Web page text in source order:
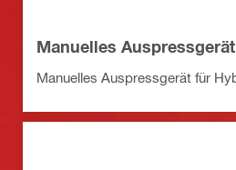
Manuelles
Manuelles Auspressgerät für